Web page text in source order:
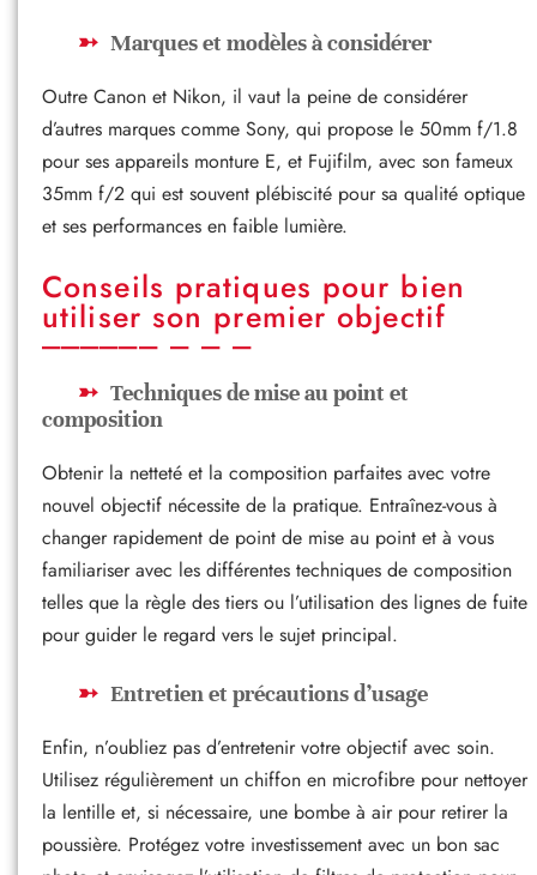
Marques et modèles à considérer
Outre Canon et Nikon, il vaut la peine de considérer
d’autres marques comme Sony, qui propose le 50mm f/1.8
pour ses appareils monture E, et Fujifilm, avec son fameux
35mm f/2 qui est souvent plébiscité pour sa qualité optique
et ses performances en faible lumière.
Conseils pratiques pour bien
utiliser son premier objectif
Techniques de mise au point et
composition
Obtenir la netteté et la composition parfaites avec votre
nouvel objectif nécessite de la pratique. Entraînez-vous à
changer rapidement de point de mise au point et à vous
familiariser avec les différentes techniques de composition
telles que la règle des tiers ou l’utilisation des lignes de fuite
pour guider le regard vers le sujet principal.
Entretien et précautions d’usage
Enfin, n’oubliez pas d’entretenir votre objectif avec soin.
Utilisez régulièrement un chiffon en microfibre pour nettoyer
la lentille et, si nécessaire, une bombe à air pour retirer la
poussière. Protégez votre investissement avec un bon sac